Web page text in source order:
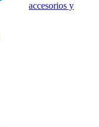
accesorios y